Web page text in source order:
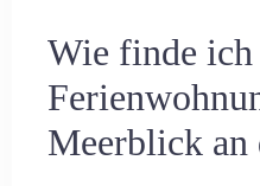
Wie finde ich
Meerblick an